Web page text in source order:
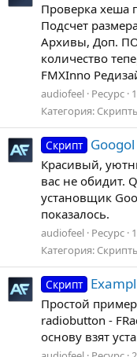
Проверка хеша
Подсчет
Архивы, Доп.
количество
FMXInno
audiofeel Ресурс
Категория:
Скрипт
Красивый,
вас не обидит.
установщик
показалось.
audiofeel Ресурс
Категория:
Скрипт
Простой
radiobutton -
основу взят